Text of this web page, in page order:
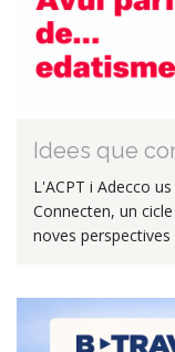
Idees que
L'ACPT i Adecco
Connecten, un
noves